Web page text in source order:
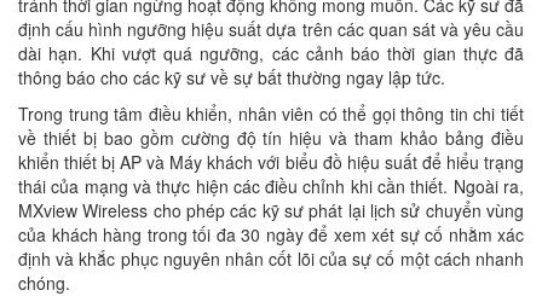
định cấu hình ngưỡng hiệu suất dựa trên các quan sát và yêu cầu
dài hạn. Khi vượt quá ngưỡng, các cảnh báo thời gian thực đã
thông báo cho các kỹ sư về sự bất thường ngay lập tức.
Trong trung tâm điều khiển, nhân viên có thể gọi thông tin chi tiết
về thiết bị bao gồm cường độ tín hiệu và tham khảo bảng điều
khiển thiết bị AP và Máy khách với biểu đồ hiệu suất để hiểu trạng
thái của mạng và thực hiện các điều chỉnh khi cần thiết. Ngoài ra,
MXview Wireless cho phép các kỹ sư phát lại lịch sử chuyển vùng
của khách hàng trong tối đa 30 ngày để xem xét sự cố nhằm xác
định và khắc phục nguyên nhân cốt lõi của sự cố một cách nhanh
chóng.